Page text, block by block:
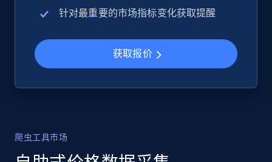
针对最重要的市场指标变化获取提醒
获取报价
爬虫工具市场